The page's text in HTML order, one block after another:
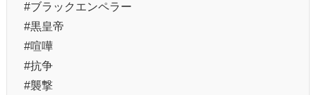
#ブラックエンペラー
#黒皇帝
#喧嘩
#抗争
#襲撃